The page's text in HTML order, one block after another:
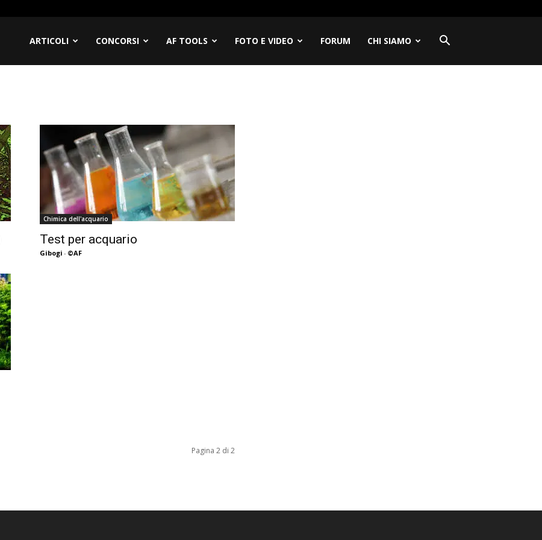
ARTICOLI CONCORSI AF TOOLS FOTO E VIDEO FORUM CHI SIAMO
Chimica dell'acquario
Test per acquario
Gibogi - ©AF
Pagina 2 di 2